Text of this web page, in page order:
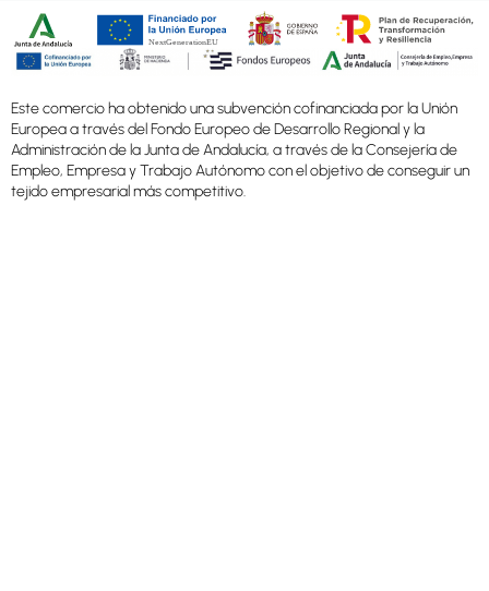
Este comercio ha obtenido una subvención cofinanciada por la Unión
Europea a través del Fondo Europeo de Desarrollo Regional y la
Administración de la Junta de Andalucía, a través de la Consejería de
Empleo, Empresa y Trabajo Autónomo con el objetivo de conseguir un
tejido empresarial más competitivo.